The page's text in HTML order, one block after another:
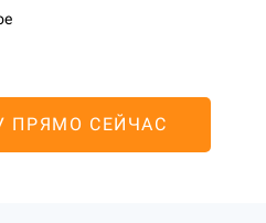
ПРЯМО СЕЙЧАС